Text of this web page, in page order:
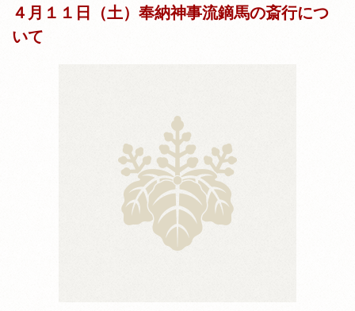
４月１１日（土）奉納神事流鏑馬の斎行につ
いて